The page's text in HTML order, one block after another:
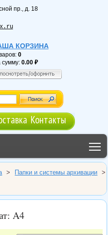
пр., д. 18
КОРЗИНА
0
сумму: 0.00
Контакты
> Папки и системы архивации
>
A4